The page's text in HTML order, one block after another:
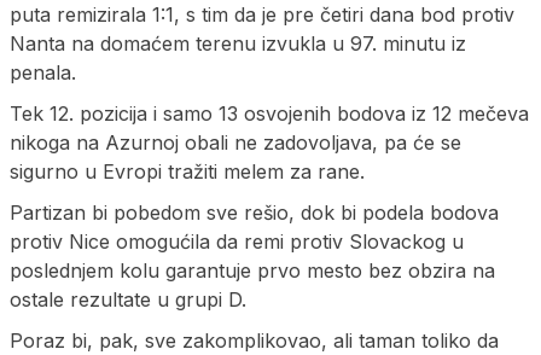
puta remizirala 1:1, s tim da je pre četiri dana bod protiv
Nanta na domaćem terenu izvukla u 97. minutu iz
penala.
Tek 12. pozicija i samo 13 osvojenih bodova iz 12 mečeva
nikoga na Azurnoj obali ne zadovoljava, pa će se
sigurno u Evropi tražiti melem za rane.
Partizan bi pobedom sve rešio, dok bi podela bodova
protiv Nice omogućila da remi protiv Slovackog u
poslednjem kolu garantuje prvo mesto bez obzira na
ostale rezultate u grupi D.
Poraz bi, pak, sve zakomplikovao, ali taman toliko da